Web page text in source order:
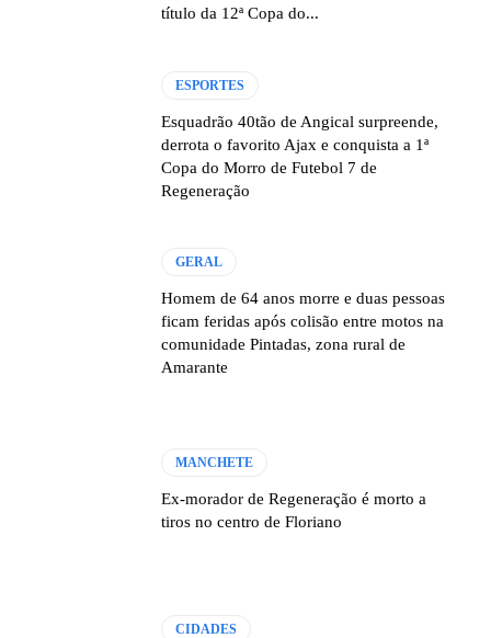
título da 12ª Copa do...
ESPORTES
Esquadrão 40tão de Angical surpreende,
derrota o favorito Ajax e conquista a 1ª
Copa do Morro de Futebol 7 de
Regeneração
GERAL
Homem de 64 anos morre e duas pessoas
ficam feridas após colisão entre motos na
comunidade Pintadas, zona rural de
Amarante
MANCHETE
Ex-morador de Regeneração é morto a
tiros no centro de Floriano
CIDADES